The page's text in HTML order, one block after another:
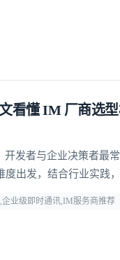
看懂 IM 厂商选
发者与企业决策者最
度出发，结合行业实践
业级即时通讯,IM服务商推荐